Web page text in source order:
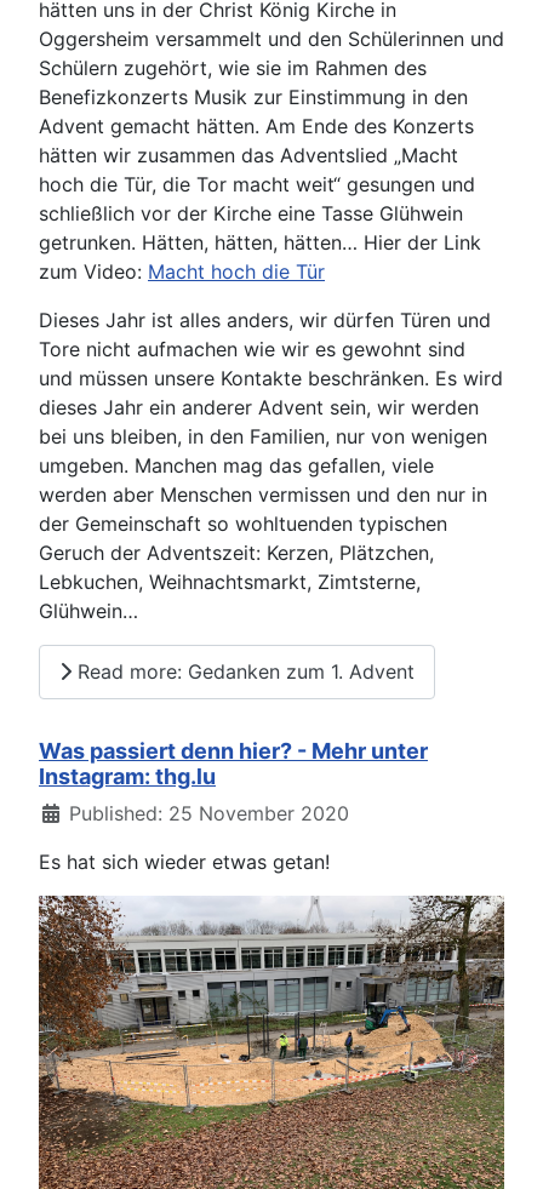
hätten uns in der Christ König Kirche in
Oggersheim versammelt und den Schülerinnen und
Schülern zugehört, wie sie im Rahmen des
Benefizkonzerts Musik zur Einstimmung in den
Advent gemacht hätten. Am Ende des Konzerts
hätten wir zusammen das Adventslied „Macht
hoch die Tür, die Tor macht weit“ gesungen und
schließlich vor der Kirche eine Tasse Glühwein
getrunken. Hätten, hätten, hätten… Hier der Link
zum Video: Macht hoch die Tür
Dieses Jahr ist alles anders, wir dürfen Türen und
Tore nicht aufmachen wie wir es gewohnt sind
und müssen unsere Kontakte beschränken. Es wird
dieses Jahr ein anderer Advent sein, wir werden
bei uns bleiben, in den Familien, nur von wenigen
umgeben. Manchen mag das gefallen, viele
werden aber Menschen vermissen und den nur in
der Gemeinschaft so wohltuenden typischen
Geruch der Adventszeit: Kerzen, Plätzchen,
Lebkuchen, Weihnachtsmarkt, Zimtsterne,
Glühwein…
Read more: Gedanken zum 1. Advent
Was passiert denn hier? - Mehr unter
Instagram: thg.lu
DetailsPublished: 25 November 2020
Es hat sich wieder etwas getan!